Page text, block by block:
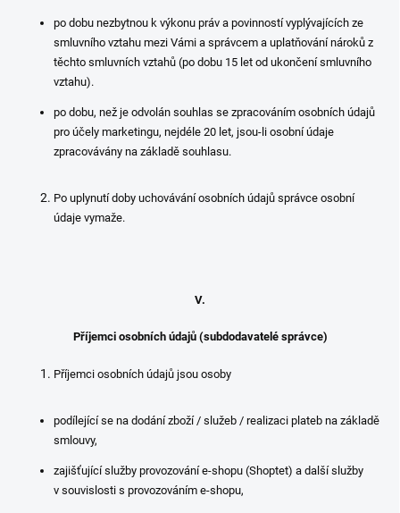
po dobu nezbytnou k výkonu práv a povinností vyplývajících ze
smluvního vztahu mezi Vámi a správcem a uplatňování nároků z
těchto smluvních vztahů (po dobu 15 let od ukončení smluvního
vztahu).
po dobu, než je odvolán souhlas se zpracováním osobních údajů
pro účely marketingu, nejdéle 20 let, jsou-li osobní údaje
zpracovávány na základě souhlasu.
Po uplynutí doby uchovávání osobních údajů správce osobní
údaje vymaže.
V.
Příjemci osobních údajů (subdodavatelé správce)
Příjemci osobních údajů jsou osoby
podílející se na dodání zboží / služeb / realizaci plateb na základě
smlouvy,
zajišťující služby provozování e-shopu (Shoptet) a další služby
v souvislosti s provozováním e-shopu,